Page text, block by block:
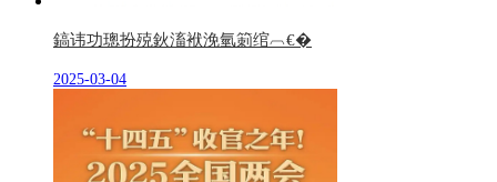
鎬讳功璁扮殑鈥滀袱浼氫箣绾︹€�
2025-03-04